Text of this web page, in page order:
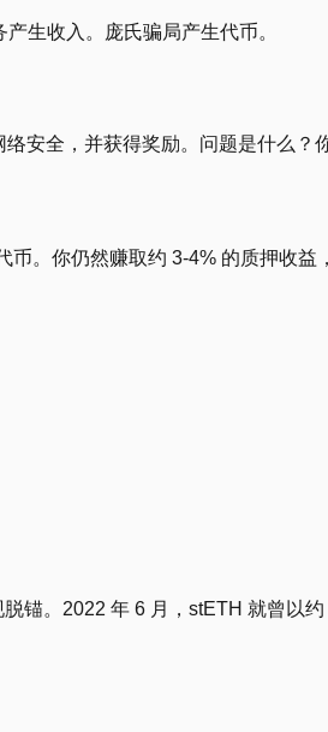
生收入。庞氏骗局产生代币。
安全，并获得奖励。问题是什么？
。你仍然赚取约 3-4% 的质押收益
锚。2022 年 6 月，stETH 就曾以